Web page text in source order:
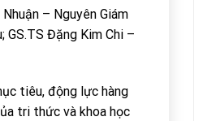
– Nguyên Giám
GS.TS Đặng Kim Chi –
tiêu, động lực hàng
tri thức và khoa học